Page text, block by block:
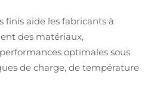
finis aide les fabricants à
des matériaux,
optimales sous
de charge, de température